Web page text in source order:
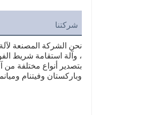
شركتنا
، وآلة استقامة شريط
بتصدير أنواع مختلفة من
وباركستان وفيتنام